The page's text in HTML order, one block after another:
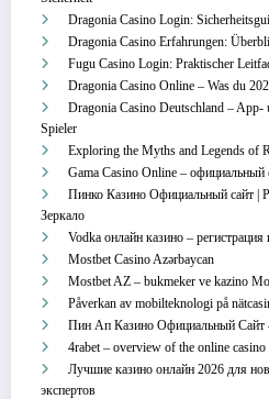
Dragonia Casino Login:
Dragonia Casino Erfahrungen:
Fugu Casino Login: Praktischer
Dragonia Casino Online – Was du
Dragonia Casino Deutschland –
Spieler
Exploring the Myths and Legends of
Gama Casino Online – официальный
Пинко Казино Официальный сайт |
Зеркало
Vodka онлайн казино – регистрация
Mostbet Casino Azərbaycan
Mostbet AZ – bukmeker ve kazino
Påverkan av mobilteknologi på
Пин Ап Казино Официальный Сайт
4rabet – overview of the online
Лучшие казино онлайн 2026 для
экспертов